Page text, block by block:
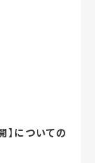
についての